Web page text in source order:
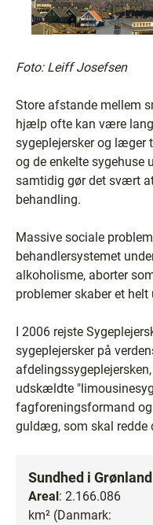
Foto: Leiff Josefsen
Store afstande mellem
hjælp ofte kan være
sygeplejersker og læger
og de enkelte sygehuse
samtidig gør det svært
behandling.
Massive sociale
behandlersystemet
alkoholisme, aborter
problemer skaber et
I 2006 rejste
sygeplejersker på
udskældte
fagforeningsformand
guldæg, som skal redde
Sundhed i Grønland
Areal: 2.166.086
km² (Danmark: